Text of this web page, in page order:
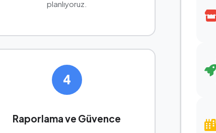
planlıyoruz.
4
Raporlama ve Güvence